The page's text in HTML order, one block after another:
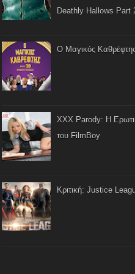
Deathly Hallows Part
Ο Μαγικός
XXX Parody: Η
του FilmBoy
Κριτική: Justice